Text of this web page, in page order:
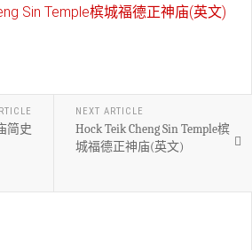
Sin Temple槟城福德正神庙(英文)
简史
NEXT ARTICLE
Hock Teik Cheng Sin Temple槟
城福德正神庙(英文)